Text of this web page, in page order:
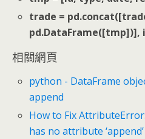
trade =
pd.DataFrame([tmp])],
相關網頁
python - DataFrame
append
How to Fix
has no attribute ‘append’